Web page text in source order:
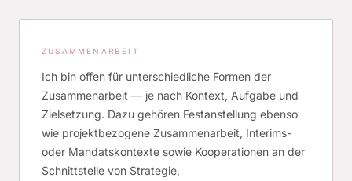
ZUSAMMENARBEIT
Ich bin offen für unterschiedliche Formen der
Zusammenarbeit — je nach Kontext, Aufgabe und
Zielsetzung. Dazu gehören Festanstellung ebenso
wie projektbezogene Zusammenarbeit, Interims-
oder Mandatskontexte sowie Kooperationen an der
Schnittstelle von Strategie,